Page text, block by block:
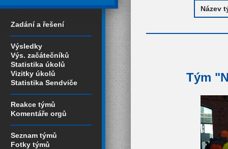
Zadání a řešení
Výsledky
Výs. začátečníků
Statistika úkolů
Vizitky úkolů
Statistika Sendviče
Reakce týmů
Komentáře orgů
Seznam týmů
Fotky týmů
Tým